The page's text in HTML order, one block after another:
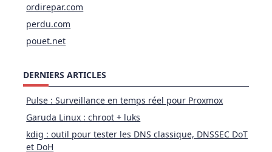
ordirepar.com
perdu.com
pouet.net
DERNIERS ARTICLES
Pulse : Surveillance en temps réel pour Proxmox
Garuda Linux : chroot + luks
kdig : outil pour tester les DNS classique, DNSSEC DoT
et DoH